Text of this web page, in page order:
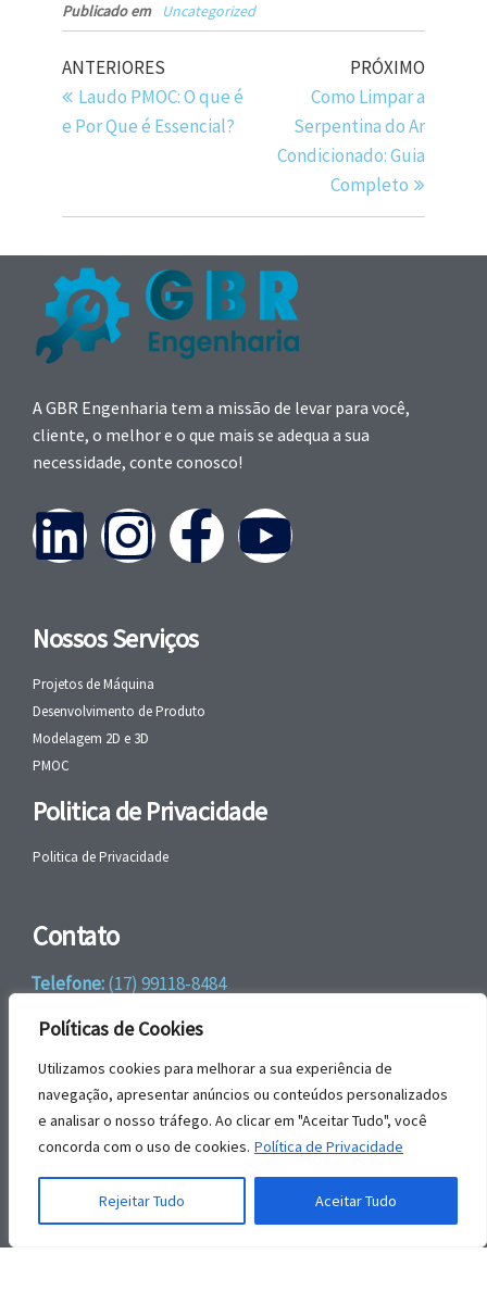
Políticas de Cookies
Utilizamos cookies para melhorar a sua experiência de
navegação, apresentar anúncios ou conteúdos personalizados
e analisar o nosso tráfego. Ao clicar em "Aceitar Tudo", você
concorda com o uso de cookies. Política de Privacidade
Rejeitar Tudo Aceitar Tudo
Publicado em Uncategorized
ANTERIORES
Laudo PMOC: O que é
e Por Que é Essencial?
PRÓXIMO
Como Limpar a
Serpentina do Ar
Condicionado: Guia
Completo
A GBR Engenharia tem a missão de levar para você,
cliente, o melhor e o que mais se adequa a sua
necessidade, conte conosco!
Nossos Serviços
Projetos de Máquina
Desenvolvimento de Produto
Modelagem 2D e 3D
PMOC
Politica de Privacidade
Politica de Privacidade
Contato
Telefone:(17) 99118-8484
WhatsApp:+55 (17) 99118-8484
email:faleconosco@gbrengenharia.com
Rua Jatai, nº 81
Jardim das Paineiras, Ilha Solteira – SP